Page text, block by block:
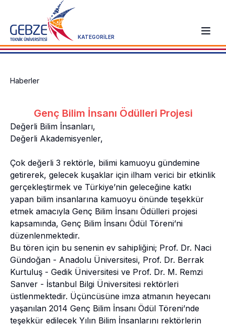
KATEGORİLER
Haberler
Genç Bilim İnsanı Ödülleri Projesi
Değerli Bilim İnsanları,
Değerli Akademisyenler,
Çok değerli 3 rektörle, bilimi kamuoyu gündemine
getirerek, gelecek kuşaklar için ilham verici bir etkinlik
gerçekleştirmek ve Türkiye’nin geleceğine katkı
yapan bilim insanlarına kamuoyu önünde teşekkür
etmek amacıyla Genç Bilim İnsanı Ödülleri projesi
kapsamında, Genç Bilim İnsanı Ödül Töreni’ni
düzenlenmektedir.
Bu tören için bu senenin ev sahipliğini; Prof. Dr. Naci
Gündoğan - Anadolu Üniversitesi, Prof. Dr. Berrak
Kurtuluş - Gedik Üniversitesi ve Prof. Dr. M. Remzi
Sanver - İstanbul Bilgi Üniversitesi rektörleri
üstlenmektedir. Üçüncüsüne imza atmanın heyecanı
yaşanılan 2014 Genç Bilim İnsanı Ödül Töreni’nde
teşekkür edilecek Yılın Bilim İnsanlarını rektörlerin